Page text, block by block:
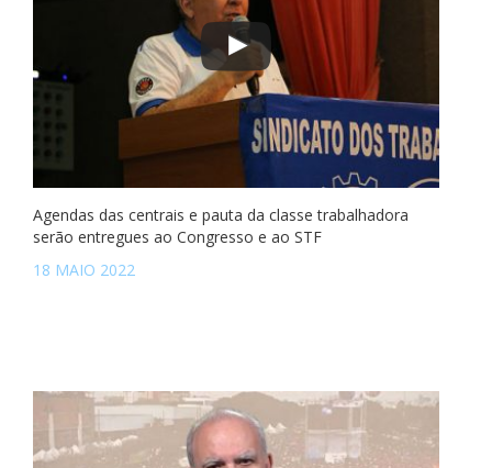
Agendas das centrais e pauta da classe trabalhadora
serão entregues ao Congresso e ao STF
18 MAIO 2022